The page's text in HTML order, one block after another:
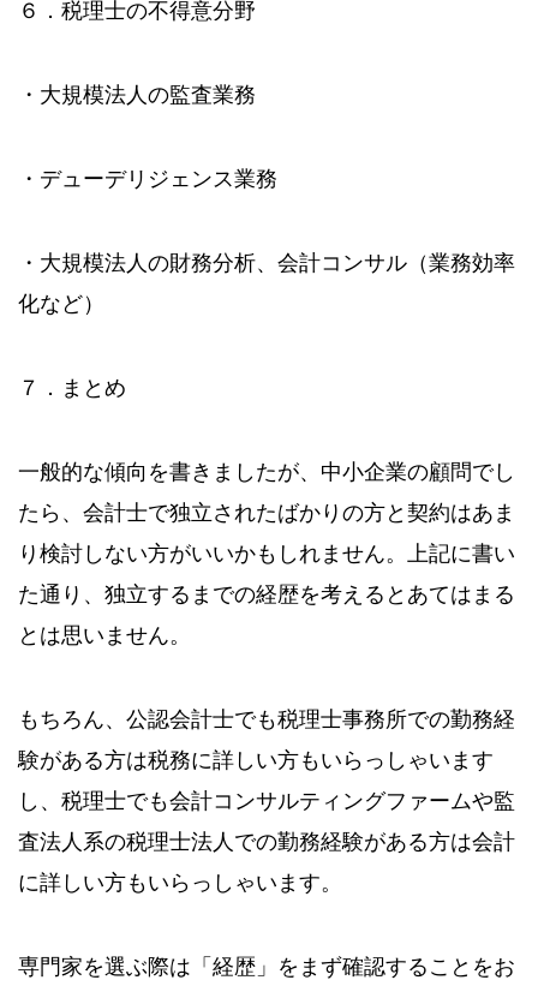
６．税理士の不得意分野
・大規模法人の監査業務
・デューデリジェンス業務
・大規模法人の財務分析、会計コンサル（業務効率
化など）
７．まとめ
一般的な傾向を書きましたが、中小企業の顧問でし
たら、会計士で独立されたばかりの方と契約はあま
り検討しない方がいいかもしれません。上記に書い
た通り、独立するまでの経歴を考えるとあてはまる
とは思いません。
もちろん、公認会計士でも税理士事務所での勤務経
験がある方は税務に詳しい方もいらっしゃいます
し、税理士でも会計コンサルティングファームや監
査法人系の税理士法人での勤務経験がある方は会計
に詳しい方もいらっしゃいます。
専門家を選ぶ際は「経歴」をまず確認することをお